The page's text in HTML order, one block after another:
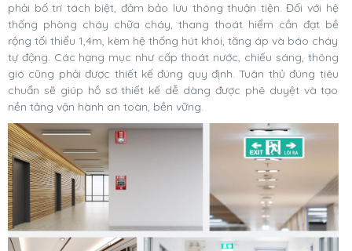
phải bố trí tách biệt, đảm bảo lưu thông thuận tiện. Đối với hệ
thống phòng cháy chữa cháy, thang thoát hiểm cần đạt bề
rộng tối thiểu 1,4m, kèm hệ thống hút khói, tăng áp và báo cháy
tự động. Các hạng mục như cấp thoát nước, chiếu sáng, thông
gió cũng phải được thiết kế đúng quy định. Tuân thủ đúng tiêu
chuẩn sẽ giúp hồ sơ thiết kế dễ dàng được phê duyệt và tạo
nền tảng vận hành an toàn, bền vững.